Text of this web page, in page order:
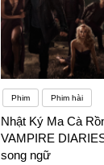
Phim Phim hài
Nhật Ký Ma Cà
VAMPIRE
song ngữ